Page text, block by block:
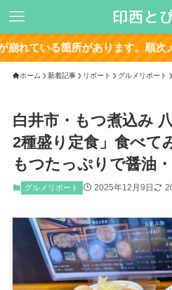
ホーム 新着記事 リポート グルメリポート
白井市・もつ煮込み
2種盛り定食」食べて
もつたっぷりで醤油
グルメリポート 2025年12月9日